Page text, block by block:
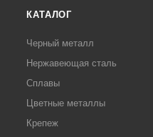
КАТАЛОГ
Черный металл
Нержавеющая сталь
Сплавы
Цветные металлы
Крепеж